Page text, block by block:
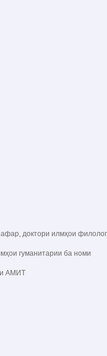
доктори илмҳои
гуманитарии ба номи
АМИТ